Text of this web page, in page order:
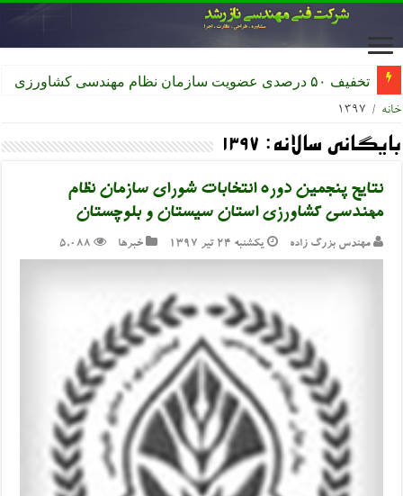
ثبت‌نام بی
خانه / ۱۳۹۷
بایگانی سالانه: ۱۳۹۷
نتایج پنجمین دوره انتخابات شورای سازمان نظام
مهندسی کشاورزی استان سیستان و بلوچستان
مهندس بزرگ زاده یکشنبه ۲۴ تیر ۱۳۹۷ خبرها 5,088